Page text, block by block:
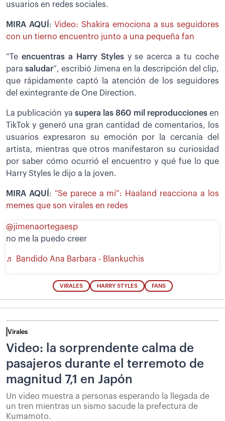
usuarios en redes sociales.
MIRA AQUÍ : Video: Shakira emociona a sus seguidores
con un tierno encuentro junto a una pequeña fan
”Te encuentras a Harry Styles y se acerca a tu coche
para saludar”, escribió Jimena en la descripción del clip,
que rápidamente captó la atención de los seguidores
del exintegrante de One Direction.
La publicación ya supera las 860 mil reproduccionesen
TikTok y generó una gran cantidad de comentarios, los
usuarios expresaron su emoción por la cercanía del
artista, mientras que otros manifestaron su curiosidad
por saber cómo ocurrió el encuentro y qué fue lo que
Harry Styles le dijo a la joven.
MIRA AQUÍ : “Se parece a mí”: Haaland reacciona a los
memes que son virales en redes
@jimenaortegaesp
no me la puedo creer
♬ Bandido Ana Barbara - Blankuchis
VIRALES HARRY STYLES FANS
Virales
Video: la sorprendente calma de
pasajeros durante el terremoto de
magnitud 7,1 en Japón
Un video muestra a personas esperando la llegada de
un tren mientras un sismo sacude la prefectura de
Kumamoto.